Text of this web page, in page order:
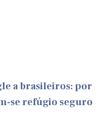
a brasileiros: por
se refúgio seguro